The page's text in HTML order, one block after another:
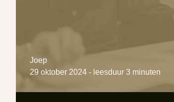
Joep
29 oktober 2024 - leesduur 3 minuten